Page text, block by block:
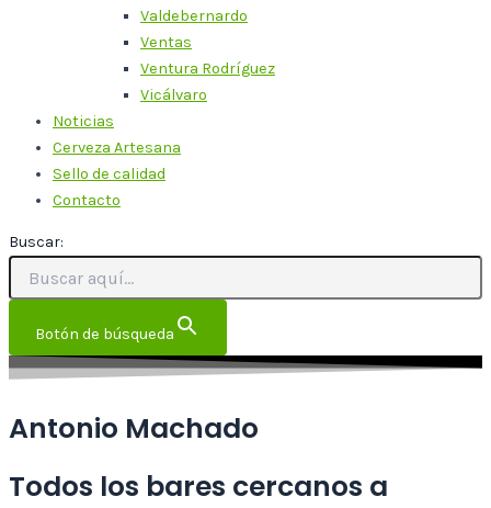
Valdebernardo
Ventas
Ventura Rodríguez
Vicálvaro
Noticias
Cerveza Artesana
Sello de calidad
Contacto
Buscar:
Botón de búsqueda
Antonio Machado
Todos los bares cercanos a